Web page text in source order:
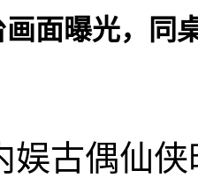
面曝光，同
娱古偶仙